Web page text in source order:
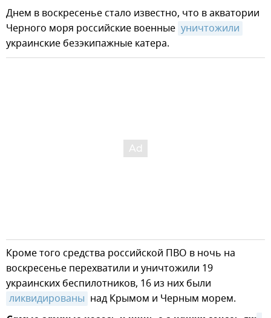
Днем в воскресенье стало известно, что в акватории
Черного моря российские военные уничтожили
украинские безэкипажные катера.
Кроме того средства российской ПВО в ночь на
воскресенье перехватили и уничтожили 19
украинских беспилотников, 16 из них были
ликвидированы над Крымом и Черным морем.